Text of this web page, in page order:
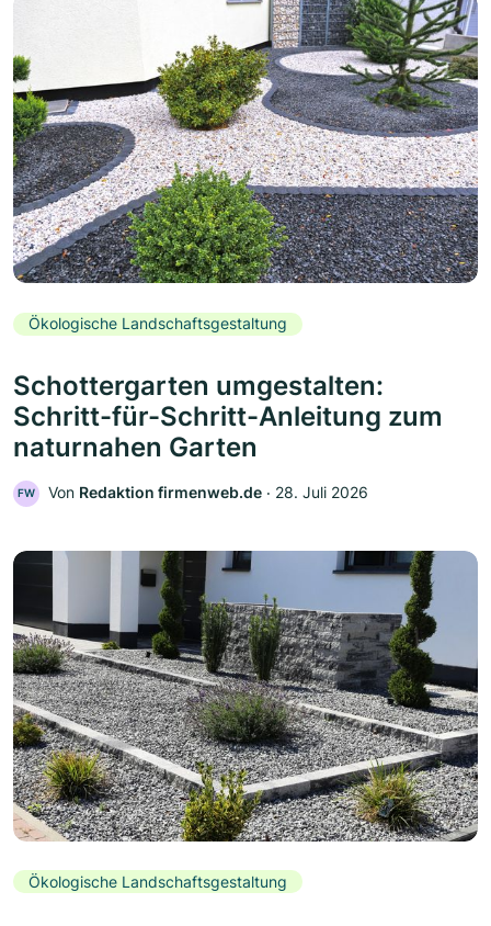
Ökologische Landschaftsgestaltung
Schottergarten umgestalten:
Schritt-für-Schritt-Anleitung zum
naturnahen Garten
FW Von Redaktion firmenweb.de ‧ 28. Juli 2026
Ökologische Landschaftsgestaltung